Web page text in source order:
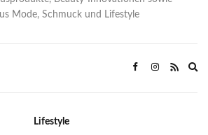
Mode, Schmuck und Lifestyle
Lifestyle